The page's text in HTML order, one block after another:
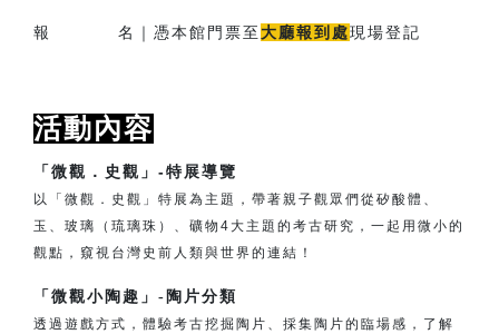
報 名｜憑本館門票至 大廳報到處現場登記
活動內容
「微觀．史觀」-特展導覽
以「微觀．史觀」特展為主題，帶著親子觀眾們從矽酸體、
玉、玻璃（琉璃珠）、礦物4大主題的考古研究，一起用微小的
觀點，窺視台灣史前人類與世界的連結！
「微觀小陶趣」-陶片分類
透過遊戲方式，體驗考古挖掘陶片、採集陶片的臨場感，了解